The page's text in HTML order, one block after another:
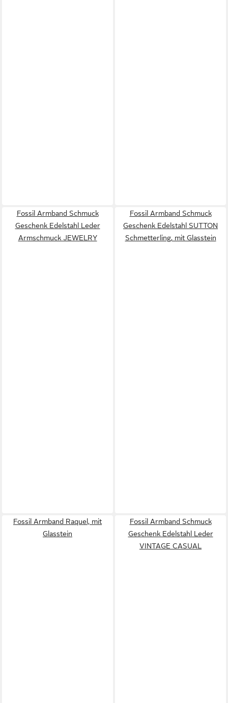
Fossil Armband Schmuck
Geschenk Edelstahl Leder
Armschmuck JEWELRY
Fossil Armband Schmuck
Geschenk Edelstahl SUTTON
Schmetterling, mit Glasstein
Fossil Armband Raquel, mit
Glasstein
Fossil Armband Schmuck
Geschenk Edelstahl Leder
VINTAGE CASUAL